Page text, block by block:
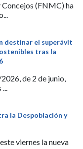
(FNMC) ha
destinar el superávit
tras la
de 2 de junio,
la Despoblación y
viernes la nueva